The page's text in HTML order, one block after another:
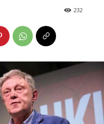
232